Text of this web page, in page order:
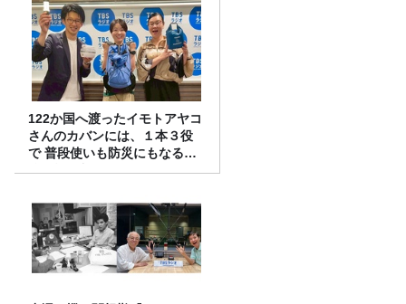
122か国へ渡ったイモトアヤコ
さんのカバンには、１本３役
で 普段使いも防災にもなる最
強の棒が入っていた！